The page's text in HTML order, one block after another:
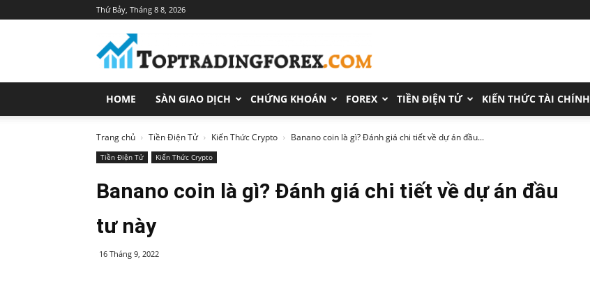
Thứ Bảy, Tháng 8 8, 2026
Trang
Tin
Tức
Đầu
Tư
Chính
HOME SÀN GIAO DỊCH CHỨNG KHOÁN FOREX TIỀN ĐIỆN TỬ KIẾN THỨC TÀI CHÍNH
Trang chủ Tiền Điện Tử Kiến Thức Crypto Banano coin là gì? Đánh giá chi tiết về dự án đầu...
Tiền Điện Tử Kiến Thức Crypto
Banano coin là gì? Đánh giá chi tiết về dự án đầu
tư này
16 Tháng 9, 2022